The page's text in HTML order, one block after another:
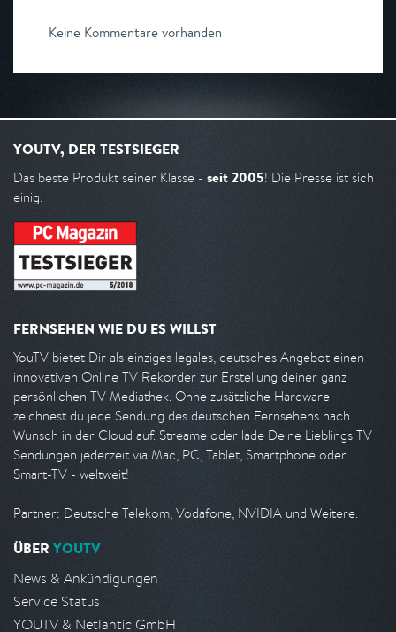
Keine Kommentare vorhanden
YOUTV, DER TESTSIEGER
Das beste Produkt seiner Klasse - seit 2005! Die Presse ist sich
einig.
FERNSEHEN WIE DU ES WILLST
YouTV bietet Dir als einziges legales, deutsches Angebot einen
innovativen Online TV Rekorder zur Erstellung deiner ganz
persönlichen TV Mediathek. Ohne zusätzliche Hardware
zeichnest du jede Sendung des deutschen Fernsehens nach
Wunsch in der Cloud auf. Streame oder lade Deine Lieblings TV
Sendungen jederzeit via Mac, PC, Tablet, Smartphone oder
Smart-TV - weltweit!
Partner: Deutsche Telekom, Vodafone, NVIDIA und Weitere.
ÜBER YOUTV
News & Ankündigungen
Service Status
YOUTV & Netlantic GmbH